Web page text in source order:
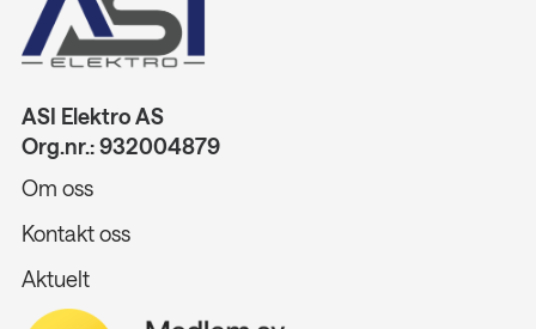
ASI Elektro AS
Org.nr.: 932004879
Om oss
Kontakt oss
Aktuelt